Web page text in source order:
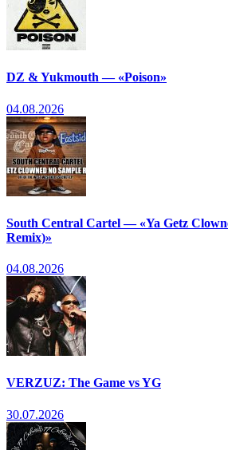
DZ & Yukmouth — «Poison»
04.08.2026
South Central Cartel — «Ya Getz
Remix)»
04.08.2026
VERZUZ: The Game vs YG
30.07.2026